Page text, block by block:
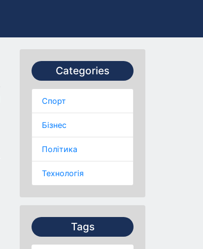
Categories
Спорт
Бізнес
Політика
Технологія
Tags